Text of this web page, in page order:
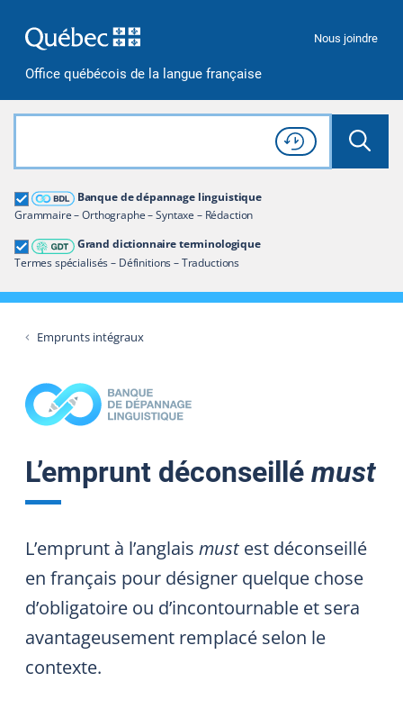
Office québécois de la langue française
Nous joindre
Rechercher dans tout le site
Lancer
Consulter l'
Historique
de recherche
Banque de dépannage linguistique
Grammaire – Orthographe – Syntaxe – Rédaction
Grand dictionnaire terminologique
Termes spécialisés – Définitions – Traductions
Grand dictionnaire terminologique
Restreindre aux termes
Emprunts intégraux
L’emprunt déconseillé must
L’emprunt à l’anglais must est déconseillé
en français pour désigner quelque chose
d’obligatoire ou d’incontournable et sera
avantageusement remplacé selon le
contexte.